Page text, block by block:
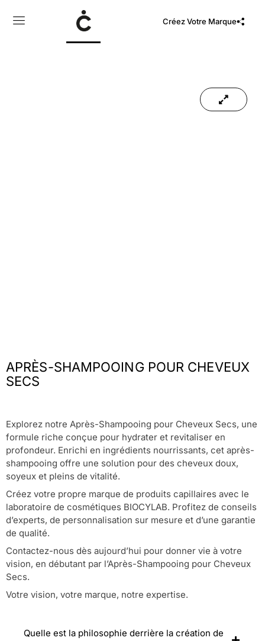
Créez Votre Marque
APRÈS-SHAMPOOING POUR CHEVEUX
SECS
Explorez notre Après-Shampooing pour Cheveux Secs, une
formule riche conçue pour hydrater et revitaliser en
profondeur. Enrichi en ingrédients nourrissants, cet après-
shampooing offre une solution pour des cheveux doux,
soyeux et pleins de vitalité.
Créez votre propre marque de produits capillaires avec le
laboratoire de cosmétiques BIOCYLAB. Profitez de conseils
d’experts, de personnalisation sur mesure et d’une garantie
de qualité.
Contactez-nous dès aujourd’hui pour donner vie à votre
vision, en débutant par l’Après-Shampooing pour Cheveux
Secs.
Votre vision, votre marque, notre expertise.
Quelle est la philosophie derrière la création de